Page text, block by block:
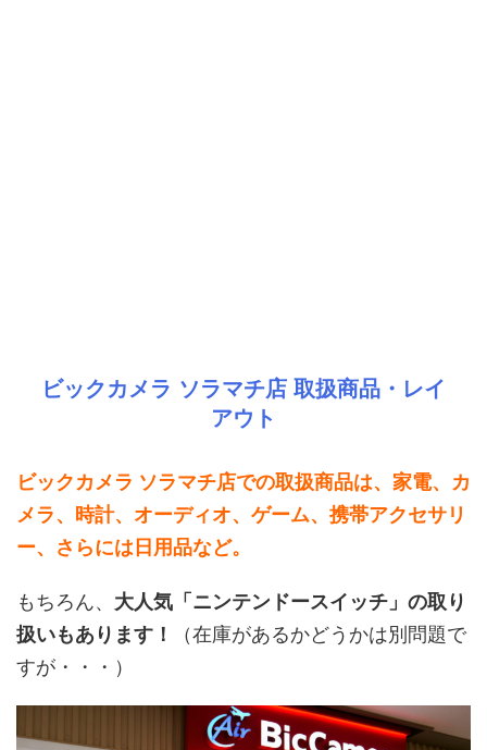
ビックカメラ ソラマチ店 取扱商品・レイ
アウト
ビックカメラ ソラマチ店での取扱商品は、家電、カ
メラ、時計、オーディオ、ゲーム、携帯アクセサリ
ー、さらには日用品など。
もちろん、 大人気「ニンテンドースイッチ」の取り
扱いもあります！
（在庫があるかどうかは別問題で
すが・・・）